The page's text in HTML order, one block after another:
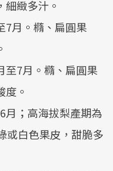
緻多汁。
7月。橢、扁圓果
至7月。橢、扁圓果
。
月；高海拔梨產期為
或白色果皮，甜脆多